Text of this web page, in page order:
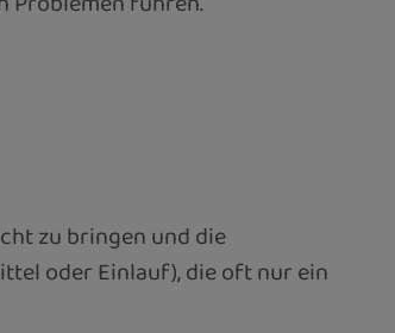
zu bringen und die
oder Einlauf), die oft nur ein